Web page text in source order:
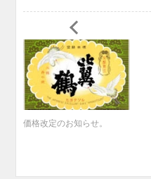
価格改定のお知らせ。